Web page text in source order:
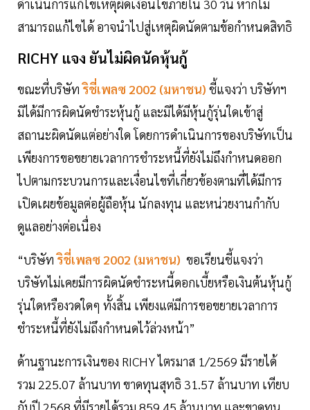
ดำเนินการแก้ไขเหตุผิดเงื่อนไขภายใน 30 วัน หากไม่
สามารถแก้ไขได้ อาจนำไปสู่เหตุผิดนัดตามข้อกำหนดสิทธิ
RICHY แจง ยันไม่ผิดนัดหุ้นกู้
ขณะที่บริษัทริชี่เพลซ 2002 (มหาชน) ชี้แจงว่า บริษัทฯ
มิได้มีการผิดนัดชำระหุ้นกู้ และมิได้มีหุ้นกู้รุ่นใดเข้าสู่
สถานะผิดนัดแต่อย่างใด โดยการดำเนินการของบริษัทเป็น
เพียงการขอขยายเวลาการชำระหนี้ที่ยังไม่ถึงกำหนดออก
ไปตามกระบวนการและเงื่อนไขที่เกี่ยวข้องตามที่ได้มีการ
เปิดเผยข้อมูลต่อผู้ถือหุ้น นักลงทุน และหน่วยงานกำกับ
ดูแลอย่างต่อเนื่อง
“บริษัทริชี่เพลซ 2002 (มหาชน) ขอเรียนชี้แจงว่า
บริษัทไม่เคยมีการผิดนัดชำระหนี้ดอกเบี้ยหรือเงินต้นหุ้นกู้
รุ่นใดหรืองวดใดๆ ทั้งสิ้น เพียงแต่มีการขอขยายเวลาการ
ชำระหนี้ที่ยังไม่ถึงกำหนดไว้ล่วงหน้า”
ด้านฐานะการเงินของ RICHY ไตรมาส 1/2569 มีรายได้
รวม 225.07 ล้านบาท ขาดทุนสุทธิ 31.57 ล้านบาท เทียบ